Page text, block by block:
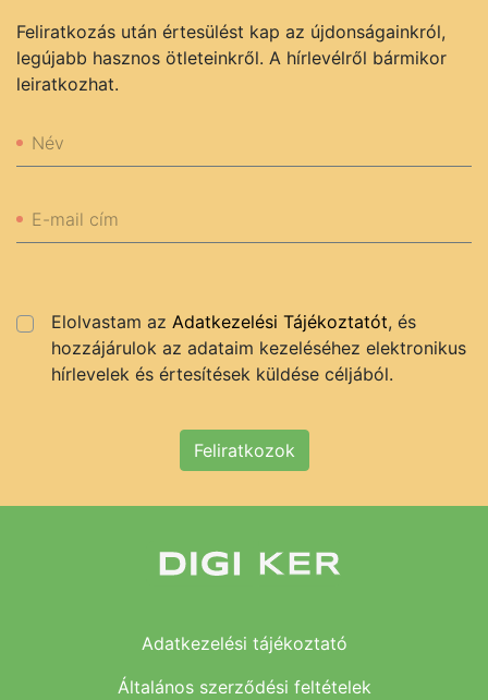
Feliratkozás után értesülést kap az újdonságainkról,
legújabb hasznos ötleteinkről. A hírlevélről bármikor
leiratkozhat.
Név
E-mail cím
Elolvastam az Adatkezelési Tájékoztatót, és
hozzájárulok az adataim kezeléséhez elektronikus
hírlevelek és értesítések küldése céljából.
Feliratkozok
Adatkezelési tájékoztató
Általános szerződési feltételek